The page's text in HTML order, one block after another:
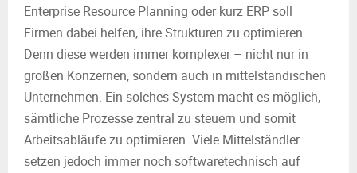
N
U
Enterprise Resource Planning oder kurz ERP soll
Firmen dabei helfen, ihre Strukturen zu optimieren.
Denn diese werden immer komplexer – nicht nur in
großen Konzernen, sondern auch in mittelständischen
Unternehmen. Ein solches System macht es möglich,
sämtliche Prozesse zentral zu steuern und somit
Arbeitsabläufe zu optimieren. Viele Mittelständler
setzen jedoch immer noch softwaretechnisch auf